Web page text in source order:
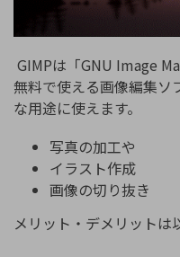
GIMPは「GNU Image
無料で使える画像編集ソ
な用途に使えます。
写真の加工や
イラスト作成
画像の切り抜き
メリット・デメリットは